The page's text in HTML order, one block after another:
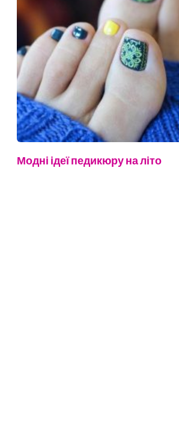
Модні ідеї педикюру на літо